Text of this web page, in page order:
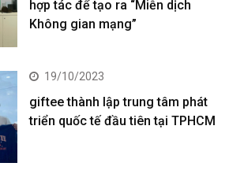
hợp tác để tạo ra “Miễn dịch
Không gian mạng”
19/10/2023
giftee thành lập trung tâm phát
triển quốc tế đầu tiên tại TPHCM